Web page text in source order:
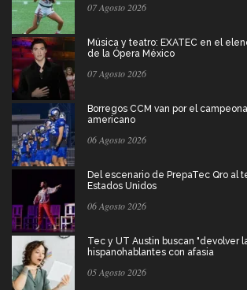
07 Agosto 2026
Música y teatro: EXATEC en el
de la Ópera México
07 Agosto 2026
Borregos CCM van por el
americano
06 Agosto 2026
Del escenario de PrepaTec Qro al
Estados Unidos
06 Agosto 2026
Tec y UT Austin buscan "devolver
hispanohablantes con afasia
05 Agosto 2026